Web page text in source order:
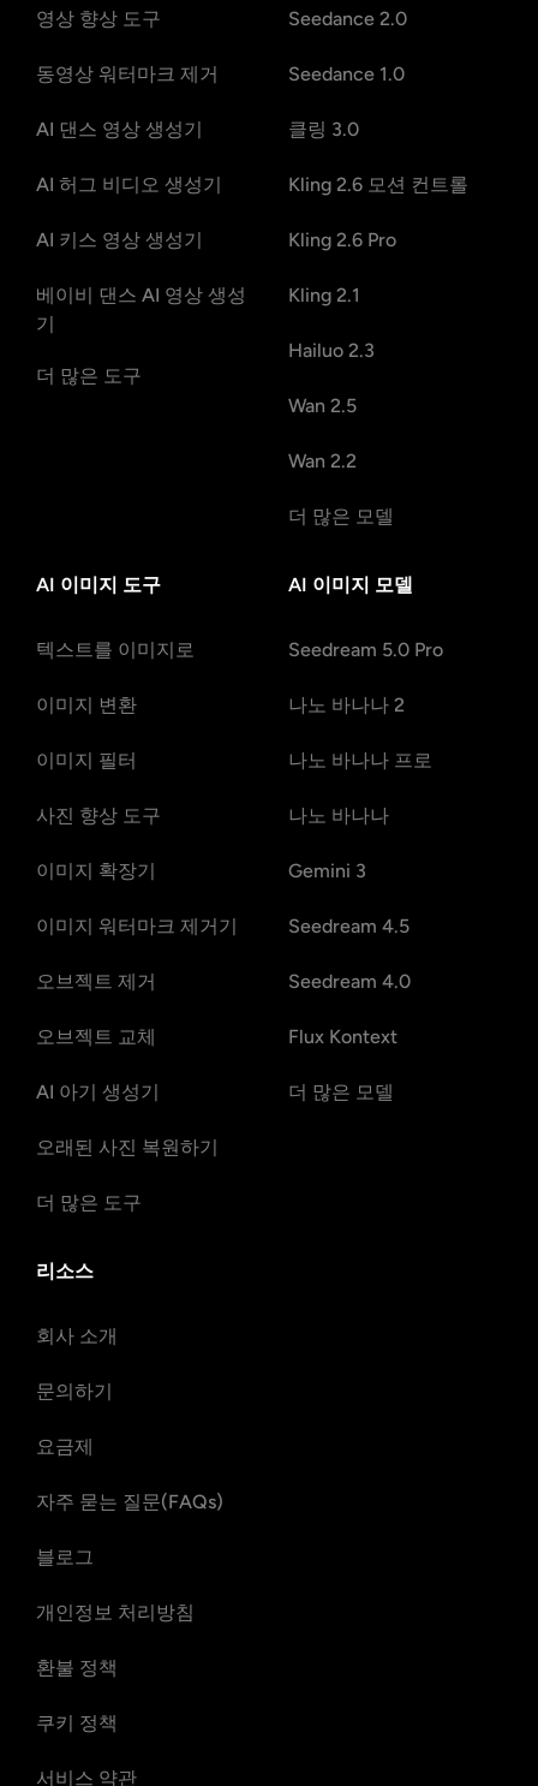
영상 향상 도구
동영상 워터마크 제거
AI 댄스 영상 생성기
AI 허그 비디오 생성기
AI 키스 영상 생성기
베이비 댄스 AI 영상 생성
기
더 많은 도구
Seedance 2.0
Seedance 1.0
클링 3.0
Kling 2.6 모션 컨트롤
Kling 2.6 Pro
Kling 2.1
Hailuo 2.3
Wan 2.5
Wan 2.2
더 많은 모델
AI 이미지 도구
텍스트를 이미지로
이미지 변환
이미지 필터
사진 향상 도구
이미지 확장기
이미지 워터마크 제거기
오브젝트 제거
오브젝트 교체
AI 아기 생성기
오래된 사진 복원하기
더 많은 도구
AI 이미지 모델
Seedream 5.0 Pro
나노 바나나 2
나노 바나나 프로
나노 바나나
Gemini 3
Seedream 4.5
Seedream 4.0
Flux Kontext
더 많은 모델
리소스
회사 소개
문의하기
요금제
자주 묻는 질문(FAQs)
블로그
개인정보 처리방침
환불 정책
쿠키 정책
서비스 약관